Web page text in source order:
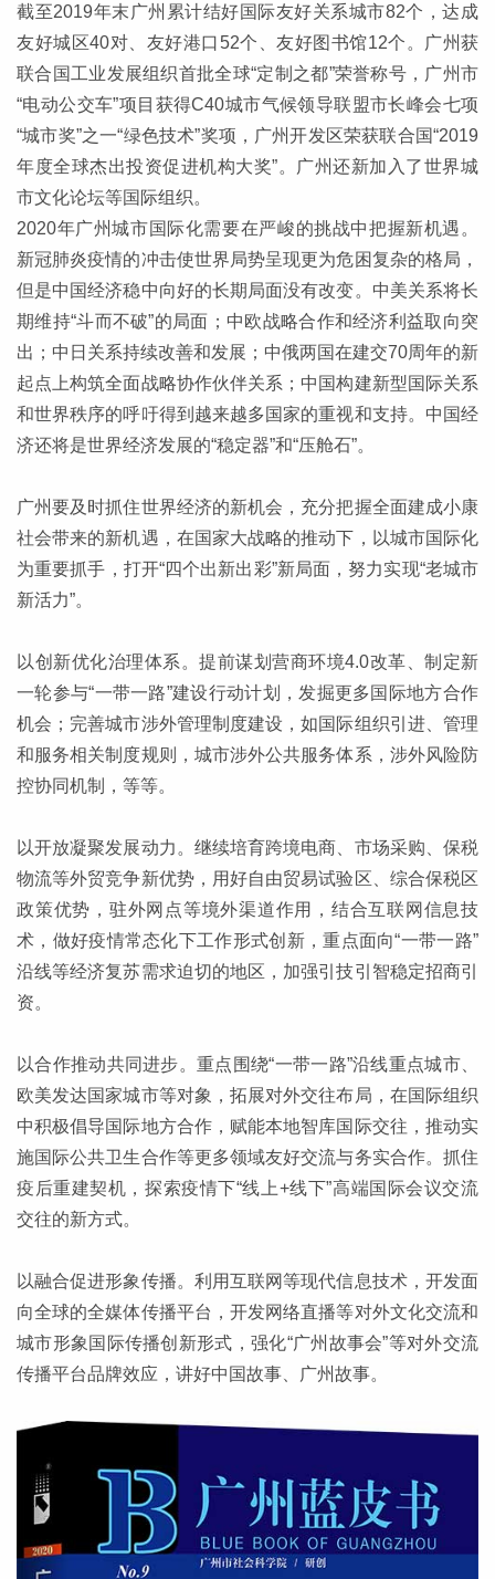
截至2019年末广州累计结好国际友好关系城市82个，达成
友好城区40对、友好港口52个、友好图书馆12个。广州获
联合国工业发展组织首批全球“定制之都”荣誉称号，广州市
“电动公交车”项目获得C40城市气候领导联盟市长峰会七项
“城市奖”之一“绿色技术”奖项，广州开发区荣获联合国“2019
年度全球杰出投资促进机构大奖”。广州还新加入了世界城
市文化论坛等国际组织。
2020年广州城市国际化需要在严峻的挑战中把握新机遇。
新冠肺炎疫情的冲击使世界局势呈现更为危困复杂的格局，
但是中国经济稳中向好的长期局面没有改变。中美关系将长
期维持“斗而不破”的局面；中欧战略合作和经济利益取向突
出；中日关系持续改善和发展；中俄两国在建交70周年的新
起点上构筑全面战略协作伙伴关系；中国构建新型国际关系
和世界秩序的呼吁得到越来越多国家的重视和支持。中国经
济还将是世界经济发展的“稳定器”和“压舱石”。
广州要及时抓住世界经济的新机会，充分把握全面建成小康
社会带来的新机遇，在国家大战略的推动下，以城市国际化
为重要抓手，打开“四个出新出彩”新局面，努力实现“老城市
新活力”。
以创新优化治理体系。提前谋划营商环境4.0改革、制定新
一轮参与“一带一路”建设行动计划，发掘更多国际地方合作
机会；完善城市涉外管理制度建设，如国际组织引进、管理
和服务相关制度规则，城市涉外公共服务体系，涉外风险防
控协同机制，等等。
以开放凝聚发展动力。继续培育跨境电商、市场采购、保税
物流等外贸竞争新优势，用好自由贸易试验区、综合保税区
政策优势，驻外网点等境外渠道作用，结合互联网信息技
术，做好疫情常态化下工作形式创新，重点面向“一带一路”
沿线等经济复苏需求迫切的地区，加强引技引智稳定招商引
资。
以合作推动共同进步。重点围绕“一带一路”沿线重点城市、
欧美发达国家城市等对象，拓展对外交往布局，在国际组织
中积极倡导国际地方合作，赋能本地智库国际交往，推动实
施国际公共卫生合作等更多领域友好交流与务实合作。抓住
疫后重建契机，探索疫情下“线上+线下”高端国际会议交流
交往的新方式。
以融合促进形象传播。利用互联网等现代信息技术，开发面
向全球的全媒体传播平台，开发网络直播等对外文化交流和
城市形象国际传播创新形式，强化“广州故事会”等对外交流
传播平台品牌效应，讲好中国故事、广州故事。